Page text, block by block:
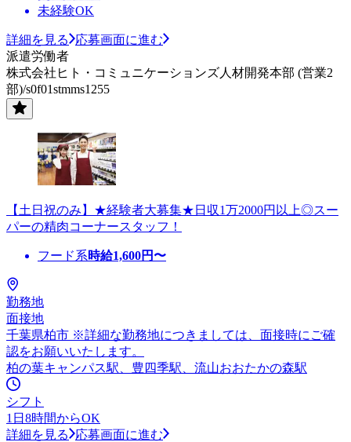
未経験OK
詳細を見る
応募画面に進む
派遣労働者
株式会社ヒト・コミュニケーションズ人材開発本部 (営業2
部)/s0f01stmms1255
【土日祝のみ】★経験者大募集★日収1万2000円以上◎スー
パーの精肉コーナースタッフ！
フード系時給1,600円〜
勤務地
面接地
千葉県柏市 ※詳細な勤務地につきましては、面接時にご確
認をお願いいたします。
柏の葉キャンパス駅、豊四季駅、流山おおたかの森駅
シフト
1日8時間からOK
詳細を見る
応募画面に進む